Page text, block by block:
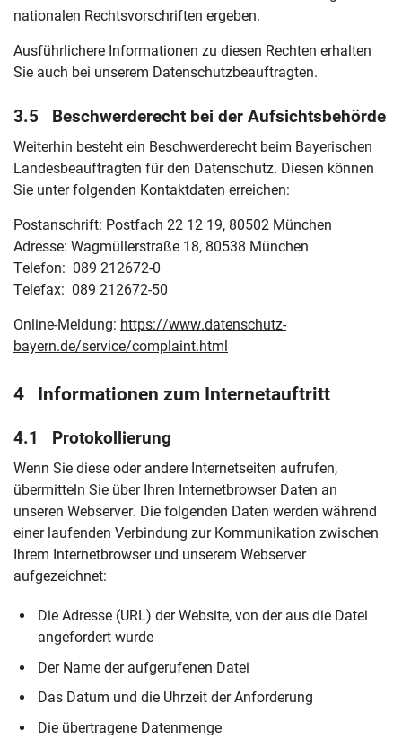
nationalen Rechtsvorschriften ergeben.
Ausführlichere Informationen zu diesen Rechten erhalten
Sie auch bei unserem Datenschutzbeauftragten.
3.5 Beschwerderecht bei der Aufsichtsbehörde
Weiterhin besteht ein Beschwerderecht beim Bayerischen
Landesbeauftragten für den Datenschutz. Diesen können
Sie unter folgenden Kontaktdaten erreichen:
Postanschrift: Postfach 22 12 19, 80502 München
Adresse: Wagmüllerstraße 18, 80538 München
Telefon: 089 212672-0
Telefax: 089 212672-50
Online-Meldung: https://www.datenschutz-
bayern.de/service/complaint.html
4 Informationen zum Internetauftritt
4.1 Protokollierung
Wenn Sie diese oder andere Internetseiten aufrufen,
übermitteln Sie über Ihren Internetbrowser Daten an
unseren Webserver. Die folgenden Daten werden während
einer laufenden Verbindung zur Kommunikation zwischen
Ihrem Internetbrowser und unserem Webserver
aufgezeichnet:
Die Adresse (URL) der Website, von der aus die Datei
angefordert wurde
Der Name der aufgerufenen Datei
Das Datum und die Uhrzeit der Anforderung
Die übertragene Datenmenge